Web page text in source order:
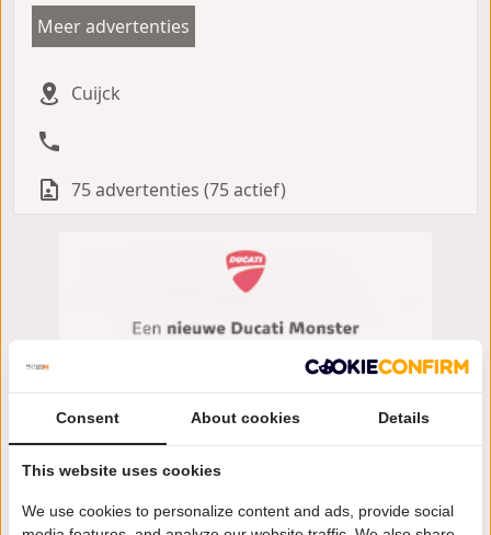
Meer advertenties
Cuijck
75 advertenties (75 actief)
Consent About cookies Details
This website uses cookies
We use cookies to personalize content and ads, provide social